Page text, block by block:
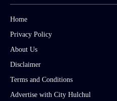
Home
Privacy Policy
About Us
Disclaimer
Terms and Conditions
Advertise with City Hulchul